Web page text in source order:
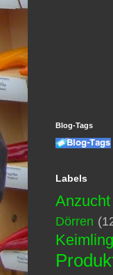
Blog-Tags
Labels
Anzucht
Dörren
Keimling